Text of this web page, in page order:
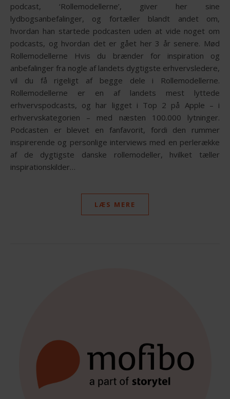
podcast, ‘Rollemodellerne’, giver her sine
lydbogsanbefalinger, og fortæller blandt andet om,
hvordan han startede podcasten uden at vide noget om
podcasts, og hvordan det er gået her 3 år senere. Mød
Rollemodellerne Hvis du brænder for inspiration og
anbefalinger fra nogle af landets dygtigste erhvervsledere,
vil du få rigeligt af begge dele i Rollemodellerne.
Rollemodellerne er en af landets mest lyttede
erhvervspodcasts, og har ligget i Top 2 på Apple – i
erhvervskategorien – med næsten 100.000 lytninger.
Podcasten er blevet en fanfavorit, fordi den rummer
inspirerende og personlige interviews med en perlerække
af de dygtigste danske rollemodeller, hvilket tæller
inspirationskilder…
LÆS MERE